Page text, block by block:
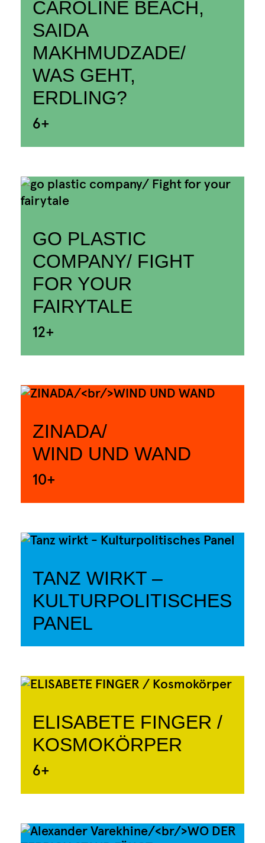
CAROLINE BEACH,
SAIDA
MAKHMUDZADE/
WAS GEHT,
ERDLING?
6+
GO PLASTIC
COMPANY/ FIGHT
FOR YOUR
FAIRYTALE
12+
ZINADA/
WIND UND WAND
10+
TANZ WIRKT –
KULTURPOLITISCHES
PANEL
ELISABETE FINGER /
KOSMOKÖRPER
6+